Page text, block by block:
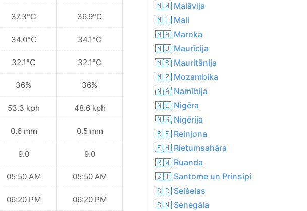
37.3°C
34.0°C
32.1°C
36%
53.3 kph
0.6 mm
9.0
05:50 AM
06:20 PM
36.9°C
34.1°C
32.1°C
36%
48.6 kph
0.5 mm
9.0
05:50 AM
06:20 PM
37.4°C
33.9°C
31.5°C
38%
39.6 kph
0.8 mm
9.0
05:50 AM
06:20 PM
🇲🇼 Malāvija
🇲🇱 Mali
🇲🇦 Maroka
🇲🇺 Maurīcija
🇲🇷 Mauritānija
🇲🇿 Mozambika
🇳🇦 Namībija
🇳🇪 Nigēra
🇳🇬 Nigērija
🇷🇪 Reinjona
🇪🇭 Rietumsahāra
🇷🇼 Ruanda
🇸🇹 Santome un Prinsipi
🇸🇨 Seišelas
🇸🇳 Senegāla